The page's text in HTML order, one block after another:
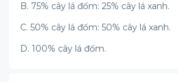
B. 75% cây lá đốm: 25% cây lá xanh.
C. 50% cây lá đốm: 50% cây lá xanh.
D. 100% cây lá đốm.